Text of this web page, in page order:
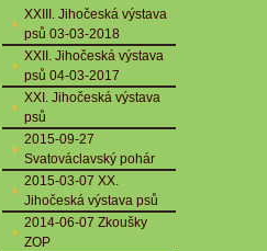
XXIII. Jihočeská výstava
psů 03-03-2018
XXII. Jihočeská výstava
psů 04-03-2017
XXI. Jihočeská výstava
psů
2015-09-27
Svatováclavský pohár
2015-03-07 XX.
Jihočeská výstava psů
2014-06-07 Zkoušky
ZOP